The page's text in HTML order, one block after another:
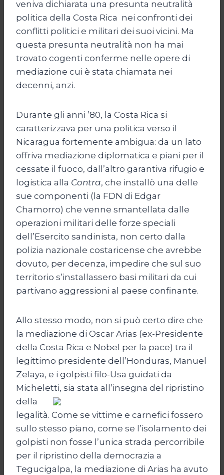
veniva dichiarata una presunta neutralità
politica della Costa Rica nei confronti dei
conflitti politici e militari dei suoi vicini. Ma
questa presunta neutralità non ha mai
trovato cogenti conferme nelle opere di
mediazione cui è stata chiamata nei
decenni, anzi.
Durante gli anni ’80, la Costa Rica si
caratterizzava per una politica verso il
Nicaragua fortemente ambigua: da un lato
offriva mediazione diplomatica e piani per il
cessate il fuoco, dall’altro garantiva rifugio e
logistica alla Contra, che installò una delle
sue componenti (la FDN di Edgar
Chamorro) che venne smantellata dalle
operazioni militari delle forze speciali
dell’Esercito sandinista, non certo dalla
polizia nazionale costaricense che avrebbe
dovuto, per decenza, impedire che sul suo
territorio s’installassero basi militari da cui
partivano aggressioni al paese confinante.
Allo stesso modo, non si può certo dire che
la mediazione di Oscar Arias (ex-Presidente
della Costa Rica e Nobel per la pace) tra il
legittimo presidente dell’Honduras, Manuel
Zelaya, e i golpisti filo-Usa guidati da
Micheletti, sia stata all’insegna del ripristino
della
legalità. Come se vittime e carnefici fossero
sullo stesso piano, come se l’isolamento dei
golpisti non fosse l’unica strada percorribile
per il ripristino della democrazia a
Tegucigalpa, la mediazione di Arias ha avuto